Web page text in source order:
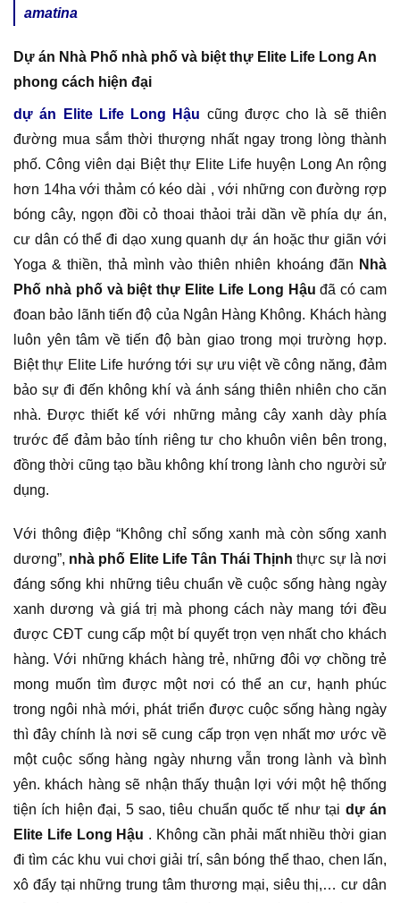
amatina
Dự án Nhà Phố nhà phố và biệt thự Elite Life Long An
phong cách hiện đại
dự án Elite Life Long Hậu cũng được cho là sẽ thiên
đường mua sắm thời thượng nhất ngay trong lòng thành
phố. Công viên dại Biệt thự Elite Life huyện Long An rộng
hơn 14ha với thảm có kéo dài , với những con đường rợp
bóng cây, ngọn đồi cỏ thoai thảoi trải dần về phía dự án,
cư dân có thể đi dạo xung quanh dự án hoặc thư giãn với
Yoga & thiền, thả mình vào thiên nhiên khoáng đãn Nhà
Phố nhà phố và biệt thự Elite Life Long Hậu đã có cam
đoan bảo lãnh tiến độ của Ngân Hàng Không. Khách hàng
luôn yên tâm về tiến độ bàn giao trong mọi trường hợp.
Biệt thự Elite Life hướng tới sự ưu việt về công năng, đảm
bảo sự đi đến không khí và ánh sáng thiên nhiên cho căn
nhà. Được thiết kế với những mảng cây xanh dày phía
trước để đảm bảo tính riêng tư cho khuôn viên bên trong,
đồng thời cũng tạo bầu không khí trong lành cho người sử
dụng.
Với thông điệp “Không chỉ sống xanh mà còn sống xanh
dương”, nhà phố Elite Life Tân Thái Thịnh thực sự là nơi
đáng sống khi những tiêu chuẩn về cuộc sống hàng ngày
xanh dương và giá trị mà phong cách này mang tới đều
được CĐT cung cấp một bí quyết trọn vẹn nhất cho khách
hàng. Với những khách hàng trẻ, những đôi vợ chồng trẻ
mong muốn tìm được một nơi có thể an cư, hạnh phúc
trong ngôi nhà mới, phát triển được cuộc sống hàng ngày
thì đây chính là nơi sẽ cung cấp trọn vẹn nhất mơ ước về
một cuộc sống hàng ngày nhưng vẫn trong lành và bình
yên. khách hàng sẽ nhận thấy thuận lợi với một hệ thống
tiện ích hiện đại, 5 sao, tiêu chuẩn quốc tế như tại dự án
Elite Life Long Hậu . Không cần phải mất nhiều thời gian
đi tìm các khu vui chơi giải trí, sân bóng thể thao, chen lấn,
xô đẩy tại những trung tâm thương mại, siêu thị,… cư dân